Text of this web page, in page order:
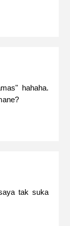
hahaha.
tak suka